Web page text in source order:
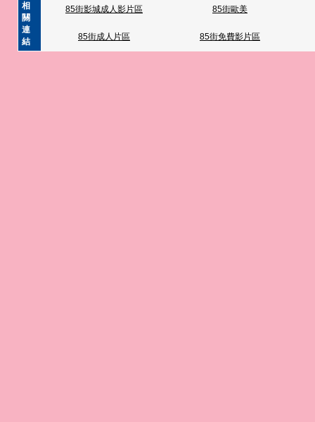
相
關
連
結
85街影城成人影片區 85街歐美
85街成人片區 85街免費影片區